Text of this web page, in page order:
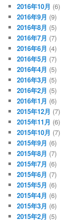
2016年10月 (6)
2016年9月 (9)
2016年8月 (5)
2016年7月 (7)
2016年6月 (4)
2016年5月 (7)
2016年4月 (5)
2016年3月 (5)
2016年2月 (5)
2016年1月 (6)
2015年12月 (7)
2015年11月 (6)
2015年10月 (7)
2015年9月 (6)
2015年8月 (7)
2015年7月 (6)
2015年6月 (7)
2015年5月 (6)
2015年4月 (6)
2015年3月 (6)
2015年2月 (5)